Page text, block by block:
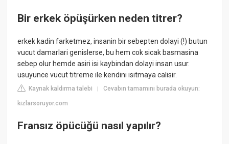
Bir erkek öpüşürken neden titrer?
erkek kadin farketmez, insanin bir sebepten dolayi (!) butun
vucut damarlari genislerse, bu hem cok sicak basmasina
sebep olur hemde asiri isi kaybindan dolayi insan usur.
usuyunce vucut titreme ile kendini isitmaya calisir.
Kaynak kaldırma talebi |Cevabın tamamını burada okuyun:
kizlarsoruyor.com
Fransız öpücüğü nasıl yapılır?